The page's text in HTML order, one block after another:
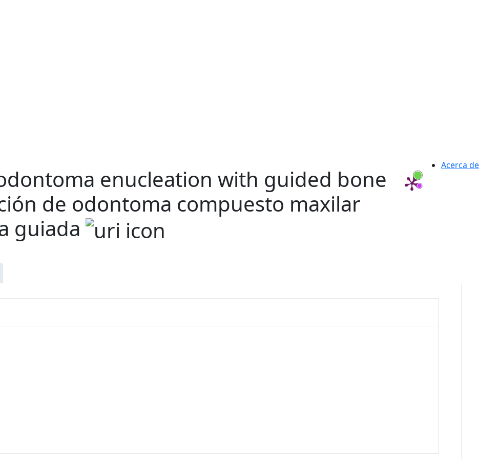
Acerca de
enucleation with guided bone
de odontoma compuesto maxilar
guiada